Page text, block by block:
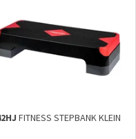
FITNESS STEPBANK KLEIN